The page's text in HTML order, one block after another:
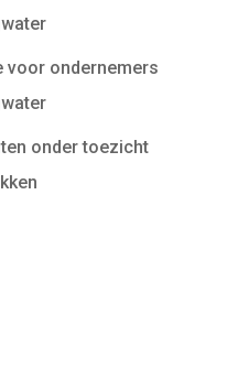
voor ondernemers
onder toezicht